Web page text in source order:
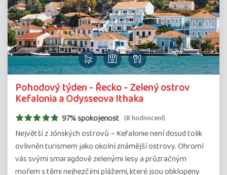
Pohodový týden - Řecko - Zelený ostrov
Kefalonia a Odysseova Ithaka
97% spokojenost (8 hodnocení)
Největší z Jónských ostrovů – Kefalonie není dosud tolik
ovlivněn turismem jako okolní známější ostrovy. Ohromí
vás svými smaragdově zelenými lesy a průzračným
mořem s těmi nejhezčími plážemi, které jsou obklopeny